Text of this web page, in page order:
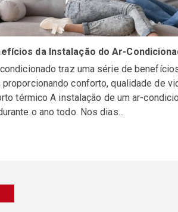
da Instalação do Ar-
traz uma série de
conforto, qualidade de
térmico A instalação de um ar-
o ano todo. Nos dias...